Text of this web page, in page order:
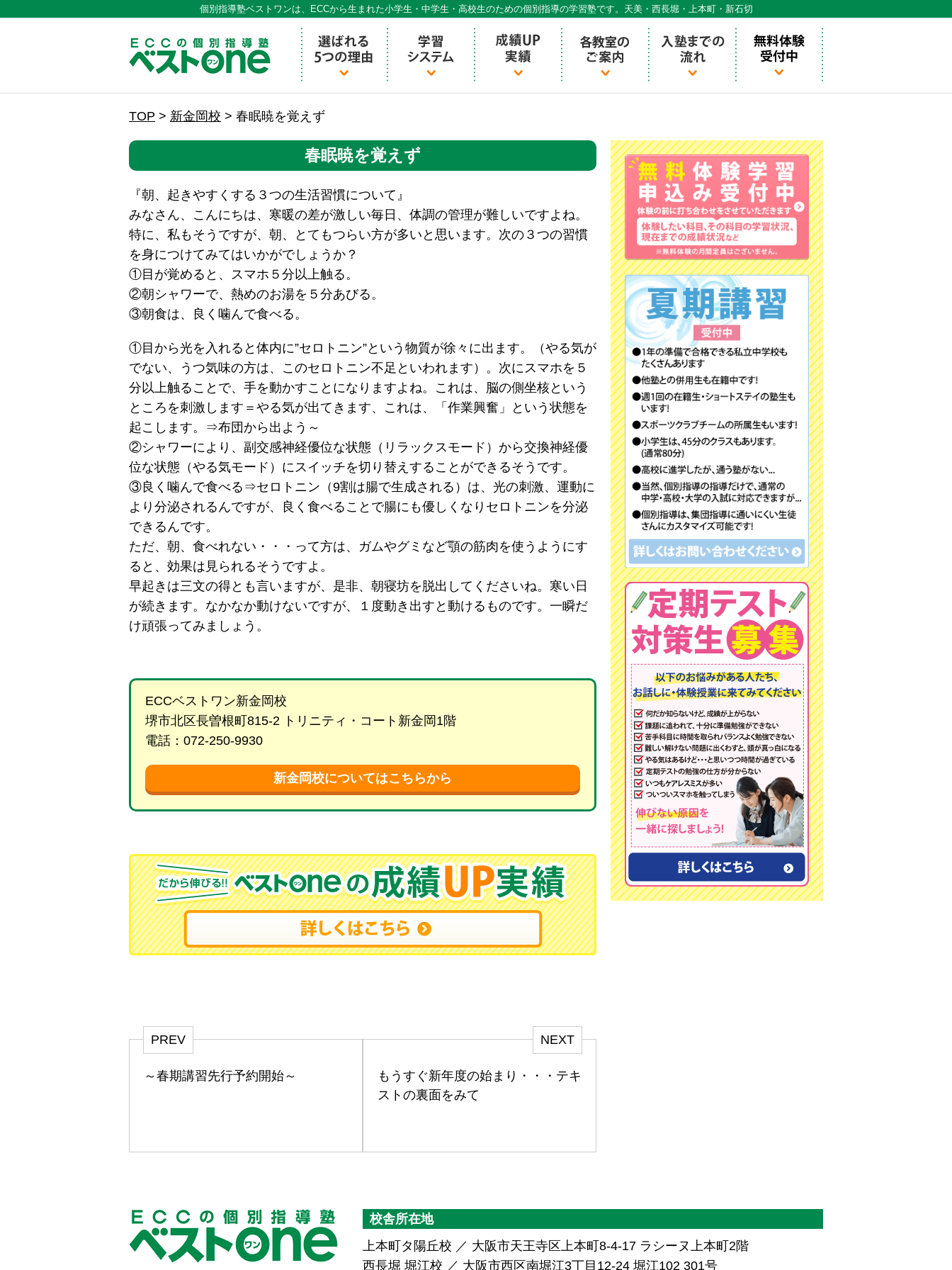
個別指導塾ベストワンは、ECCから生まれた小学生・中学生・高校生のための個別指導の学習塾です。天美・西長堀・上本町・新石切
ECCの個別指導ECCベストワン
TOP > 新金岡校 > 春眠暁を覚えず
春眠暁を覚えず
『朝、起きやすくする３つの生活習慣について』
みなさん、こんにちは、寒暖の差が激しい毎日、体調の管理が難しいですよね。
特に、私もそうですが、朝、とてもつらい方が多いと思います。次の３つの習慣
を身につけてみてはいかがでしょうか？
①目が覚めると、スマホ５分以上触る。
②朝シャワーで、熱めのお湯を５分あびる。
③朝食は、良く噛んで食べる。
①目から光を入れると体内に”セロトニン”という物質が徐々に出ます。（やる気が
でない、うつ気味の方は、このセロトニン不足といわれます）。次にスマホを５
分以上触ることで、手を動かすことになりますよね。これは、脳の側坐核という
ところを刺激します＝やる気が出てきます、これは、「作業興奮」という状態を
起こします。⇒布団から出よう～
②シャワーにより、副交感神経優位な状態（リラックスモード）から交換神経優
位な状態（やる気モード）にスイッチを切り替えすることができるそうです。
③良く噛んで食べる⇒セロトニン（9割は腸で生成される）は、光の刺激、運動に
より分泌されるんですが、良く食べることで腸にも優しくなりセロトニンを分泌
できるんです。
ただ、朝、食べれない・・・って方は、ガムやグミなど顎の筋肉を使うようにす
ると、効果は見られるそうですよ。
早起きは三文の得とも言いますが、是非、朝寝坊を脱出してくださいね。寒い日
が続きます。なかなか動けないですが、１度動き出すと動けるものです。一瞬だ
け頑張ってみましょう。
ECCベストワン新金岡校
堺市北区長曽根町815-2 トリニティ・コート新金岡1階
電話：072-250-9930
新金岡校についてはこちらから
PREV
～春期講習先行予約開始～
NEXT
もうすぐ新年度の始まり・・・テキ
ストの裏面をみて
校舎所在地
上本町タ陽丘校 ／ 大阪市天王寺区上本町8-4-17 ラシーヌ上本町2階
西長堀 堀江校 ／ 大阪市西区南堀江3丁目12-24 堀江102 301号